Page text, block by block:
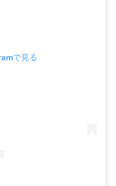
で見る